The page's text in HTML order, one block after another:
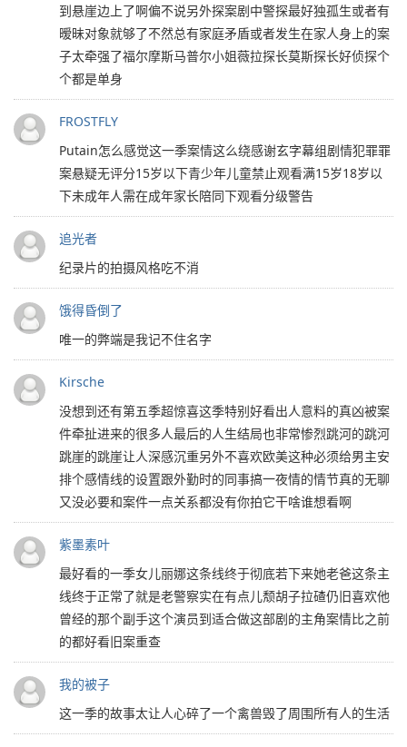
到悬崖边上了啊偏不说另外探案剧中警探最好独孤生或者有
暧昧对象就够了不然总有家庭矛盾或者发生在家人身上的案
子太牵强了福尔摩斯马普尔小姐薇拉探长莫斯探长好侦探个
个都是单身
FROSTFLY
Putain怎么感觉这一季案情这么绕感谢玄字幕组剧情犯罪罪
案悬疑无评分15岁以下青少年儿童禁止观看满15岁18岁以
下未成年人需在成年家长陪同下观看分级警告
追光者
纪录片的拍摄风格吃不消
饿得昏倒了
唯一的弊端是我记不住名字
Kirsche
没想到还有第五季超惊喜这季特别好看出人意料的真凶被案
件牵扯进来的很多人最后的人生结局也非常惨烈跳河的跳河
跳崖的跳崖让人深感沉重另外不喜欢欧美这种必须给男主安
排个感情线的设置跟外勤时的同事搞一夜情的情节真的无聊
又没必要和案件一点关系都没有你拍它干啥谁想看啊
紫墨素叶
最好看的一季女儿丽娜这条线终于彻底若下来她老爸这条主
线终于正常了就是老警察实在有点儿颓胡子拉碴仍旧喜欢他
曾经的那个副手这个演员到适合做这部剧的主角案情比之前
的都好看旧案重查
我的被子
这一季的故事太让人心碎了一个禽兽毁了周围所有人的生活